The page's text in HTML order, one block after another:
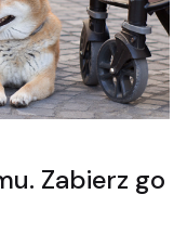
Zabierz go